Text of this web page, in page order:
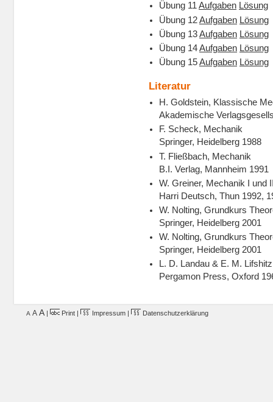
Übung 11Aufgaben Lösung
Übung 12Aufgaben Lösung
Übung 13Aufgaben Lösung
Übung 14Aufgaben Lösung
Übung 15Aufgaben Lösung
Literatur
H. Goldstein, Klassische
Akademische
F. Scheck, Mechanik
Springer, Heidelberg 1988
T. Fließbach, Mechanik
B.I. Verlag, Mannheim 1991
W. Greiner, Mechanik I und
Harri Deutsch, Thun 1992,
W. Nolting, Grundkurs
Springer, Heidelberg 2001
W. Nolting, Grundkurs
Springer, Heidelberg 2001
L. D. Landau & E. M.
Pergamon Press, Oxford
A A A | Print | Impressum | Datenschutzerklärung